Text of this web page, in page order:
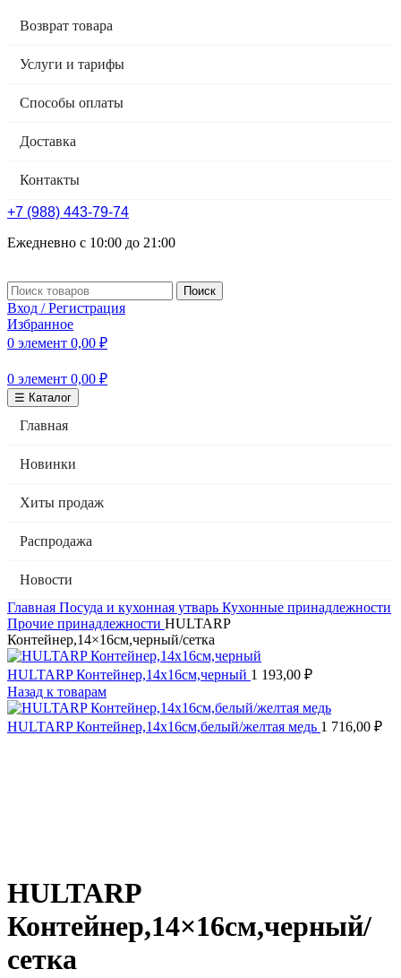
Возврат товара
Услуги и тарифы
Способы оплаты
Доставка
Контакты
+7 (988) 443-79-74
Ежедневно с 10:00 до 21:00
Поиск
Вход / Регистрация
Избранное
0 элемент 0,00 ₽
0 элемент 0,00 ₽
☰ Каталог
Главная
Новинки
Хиты продаж
Распродажа
Новости
Главная Посуда и кухонная утварь Кухонные принадлежности
Прочие принадлежности HULTARP
Контейнер,14×16см,черный/сетка
HULTARP Контейнер,14x16см,черный 1 193,00 ₽
Назад к товарам
HULTARP Контейнер,14x16см,белый/желтая медь 1 716,00 ₽
HULTARP
Контейнер,14×16см,черный/
сетка